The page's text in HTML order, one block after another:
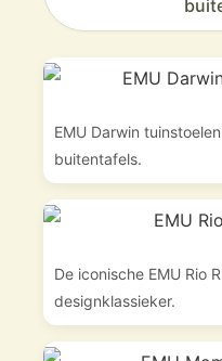
EMU Darwin
buitentafels.
De iconische EMU Rio
designklassieker.